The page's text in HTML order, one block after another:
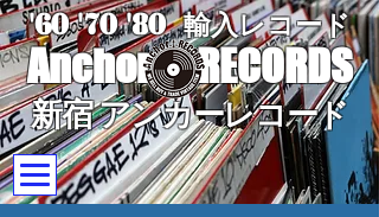
'60 '70'80 輸入レコード
Anchor RECORDS
新宿 アンカーレコード